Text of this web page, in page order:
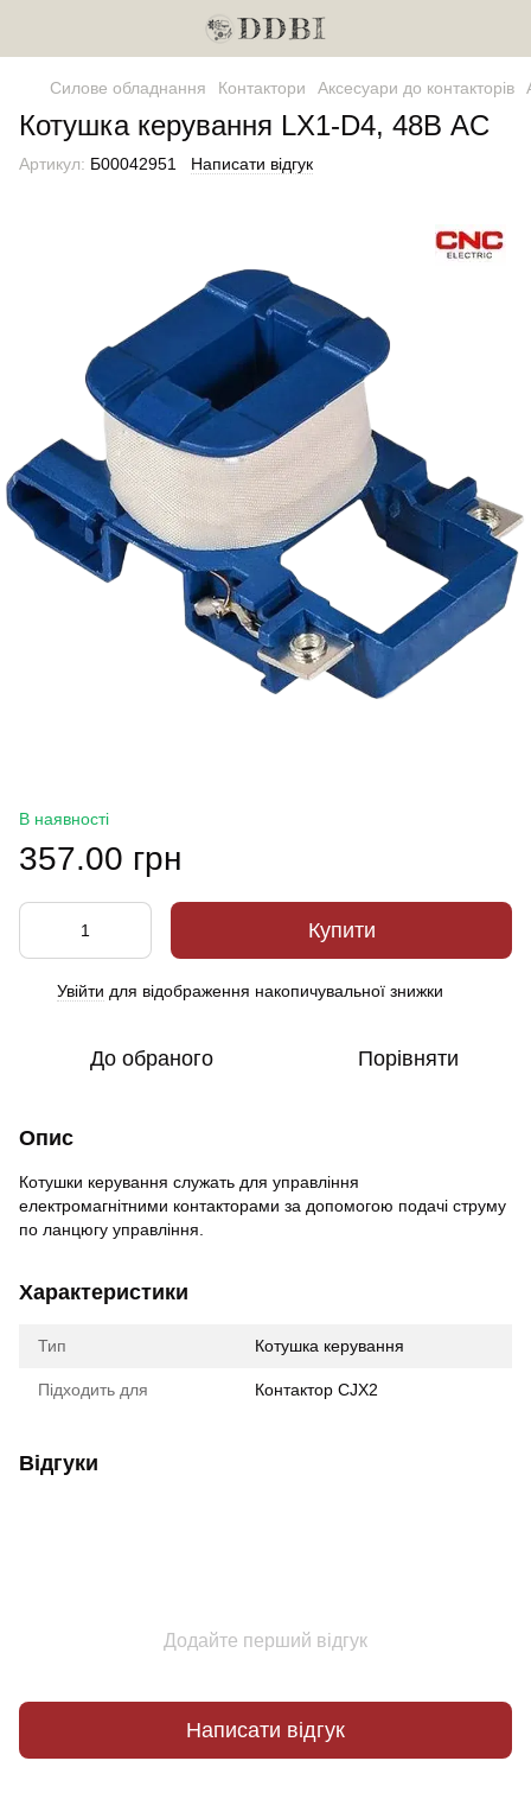
Силове обладнання Контактори Аксесуари до контакторів
Котушка керування LX1-D4, 48В AC
Артикул: Б00042951 Написати відгук
В наявності
357.00 грн
Купити
Увійти для відображення накопичувальної знижки
До обраного Порівняти
Опис
Котушки керування служать для управління
електромагнітними контакторами за допомогою подачі струму
по ланцюгу управління.
Характеристики
Тип Котушка керування
Підходить для Контактор CJX2
Відгуки
Додайте перший відгук
Написати відгук